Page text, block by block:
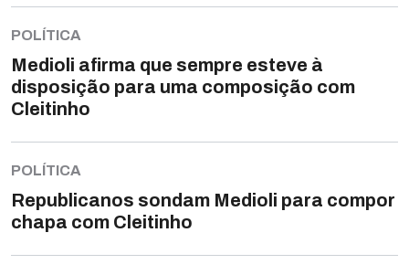
POLÍTICA
Medioli afirma que sempre esteve à
disposição para uma composição com
Cleitinho
POLÍTICA
Republicanos sondam Medioli para compor
chapa com Cleitinho